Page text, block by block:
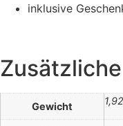
inklusive
Gewicht